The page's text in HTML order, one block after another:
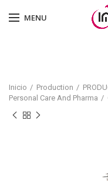
MENU
Inicio Production
Personal Care And Pharma